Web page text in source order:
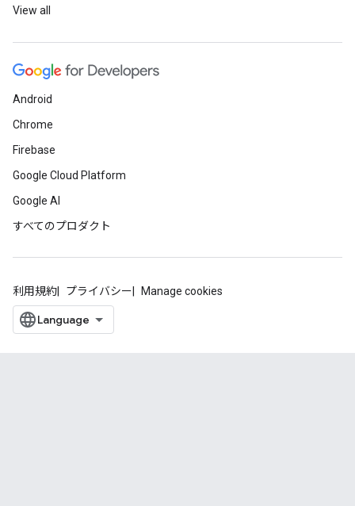
View all
Android
Chrome
Firebase
Google Cloud Platform
Google AI
すべてのプロダクト
利用規約 プライバシー Manage cookies